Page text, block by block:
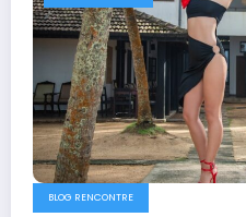
BLOG RENCONTRE